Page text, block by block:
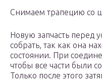
Снимаем трапецию со
Новую запчасть перед
собрать, так как она
состоянии. При
чтобы все части были
Только после этого